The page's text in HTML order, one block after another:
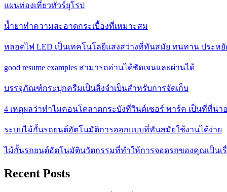
แผนท่องเที่ยวทัวร์ยุโรป
น้ำยาทำความสะอาดกระเบื้องที่เหมาะสม
หลอดไฟ LED เป็นเทคโนโลยีแสงสว่างที่ทันสมัย ทนทาน ประห
good resume examples สามารถอ่านได้ชัดเจนและผ่านได้
บรรจุภัณฑ์กระปุกครีมเป็นสิ่งจำเป็นสำหรับการจัดเก็บ
4 เหตุผลว่าทำไมคอนโดลาดกระบังที่วินด์เซอร์ พาร์ค เป็นที่ที่น่า
ระบบไม้กั้นรถยนต์อัตโนมัติการออกแบบที่ทันสมัยใช้งานได้ง่าย
ไม้กั้นรถยนต์อัตโนมัตินวัตกรรมที่ทำให้การจอดรถของคุณเป็นเรื่
Recent Posts